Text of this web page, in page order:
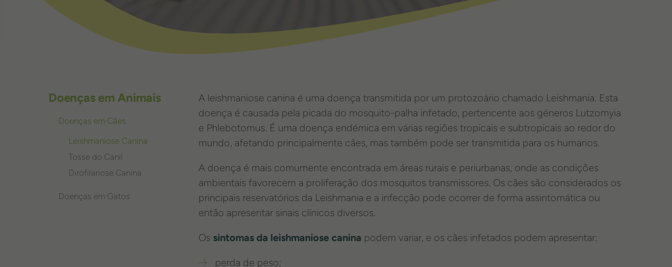
Doenças em Animais
Doenças em Cães
Leishmaniose Canina
Tosse do Canil
Dirofilariose Canina
Doenças em Gatos
A leishmaniose canina é uma doença transmitida por um protozoário chamado Leishmania. Esta
doença é causada pela picada do mosquito-palha infetado, pertencente aos géneros Lutzomyia
e Phlebotomus. É uma doença endémica em várias regiões tropicais e subtropicais ao redor do
mundo, afetando principalmente cães, mas também pode ser transmitida para os humanos.
A doença é mais comumente encontrada em áreas rurais e periurbanas, onde as condições
ambientais favorecem a proliferação dos mosquitos transmissores. Os cães são considerados os
principais reservatórios da Leishmania e a infecção pode ocorrer de forma assintomática ou
então apresentar sinais clínicos diversos.
Os sintomas da leishmaniose canina podem variar, e os cães infetados podem apresentar:
perda de peso;